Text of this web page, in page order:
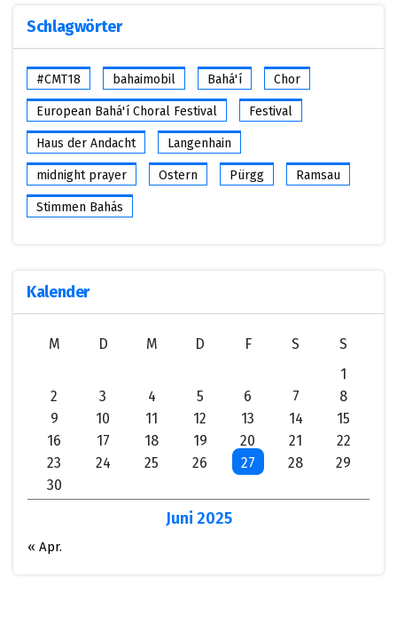
Schlagwörter
#CMT18 bahaimobil Bahá'í Chor
European Bahá'í Choral Festival Festival
Haus der Andacht Langenhain
midnight prayer Ostern Pürgg Ramsau
Stimmen Bahás
Kalender
Juni 2025
M D M D F S
S
1
2
3 4 5 6 7
8
9
10 11 12 13 14
15
16
17 18 19 20 21
22
23
24 25 26 27 28
29
30
« Apr.